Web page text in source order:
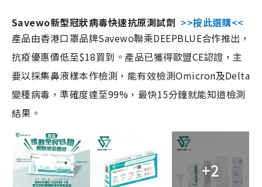
Savewo新型冠狀病毒快速抗原測試劑 >>按此選購<<
產品由香港口罩品牌Savewo聯乘DEEPBLUE合作推出，
抗疫優惠價低至$18買到。產品已獲得歐盟CE認證，主
要以採集鼻液樣本作檢測，能有效檢測Omicron及Delta
變種病毒，準確度達至99%，最快15分鐘就能知道檢測
結果。
+2